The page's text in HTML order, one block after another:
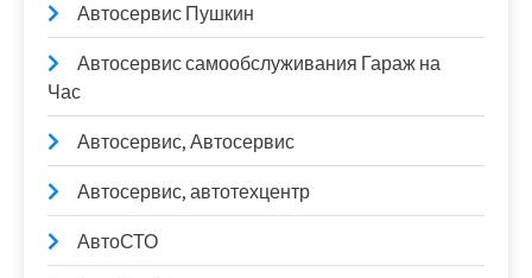
Автосервис Пушкин
Автосервис самообслуживания Гараж на
Час
Автосервис, Автосервис
Автосервис, автотехцентр
АвтоСТО